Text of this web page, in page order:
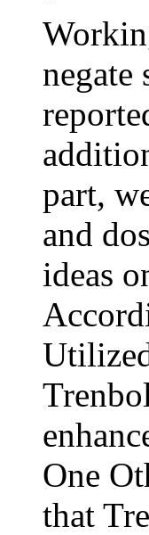
negate
part,
and
ideas
One
that